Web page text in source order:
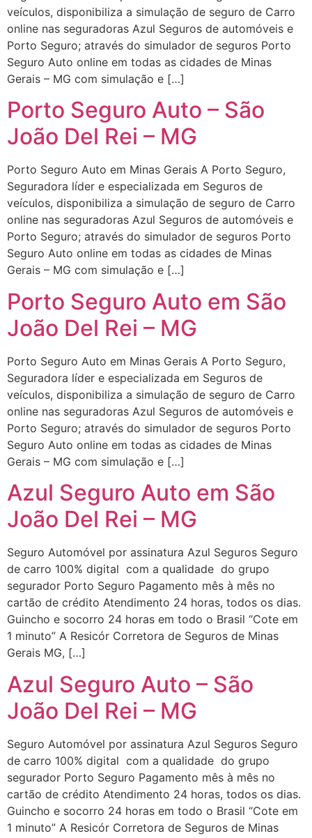
veículos, disponibiliza a simulação de seguro de Carro
online nas seguradoras Azul Seguros de automóveis e
Porto Seguro; através do simulador de seguros Porto
Seguro Auto online em todas as cidades de Minas
Gerais – MG com simulação e […]
Porto Seguro Auto – São
João Del Rei – MG
Porto Seguro Auto em Minas Gerais A Porto Seguro,
Seguradora líder e especializada em Seguros de
veículos, disponibiliza a simulação de seguro de Carro
online nas seguradoras Azul Seguros de automóveis e
Porto Seguro; através do simulador de seguros Porto
Seguro Auto online em todas as cidades de Minas
Gerais – MG com simulação e […]
Porto Seguro Auto em São
João Del Rei – MG
Porto Seguro Auto em Minas Gerais A Porto Seguro,
Seguradora líder e especializada em Seguros de
veículos, disponibiliza a simulação de seguro de Carro
online nas seguradoras Azul Seguros de automóveis e
Porto Seguro; através do simulador de seguros Porto
Seguro Auto online em todas as cidades de Minas
Gerais – MG com simulação e […]
Azul Seguro Auto em São
João Del Rei – MG
Seguro Automóvel por assinatura Azul Seguros Seguro
de carro 100% digital com a qualidade do grupo
segurador Porto Seguro Pagamento mês à mês no
cartão de crédito Atendimento 24 horas, todos os dias.
Guincho e socorro 24 horas em todo o Brasil “Cote em
1 minuto” A Resicór Corretora de Seguros de Minas
Gerais MG, […]
Azul Seguro Auto – São
João Del Rei – MG
Seguro Automóvel por assinatura Azul Seguros Seguro
de carro 100% digital com a qualidade do grupo
segurador Porto Seguro Pagamento mês à mês no
cartão de crédito Atendimento 24 horas, todos os dias.
Guincho e socorro 24 horas em todo o Brasil “Cote em
1 minuto” A Resicór Corretora de Seguros de Minas